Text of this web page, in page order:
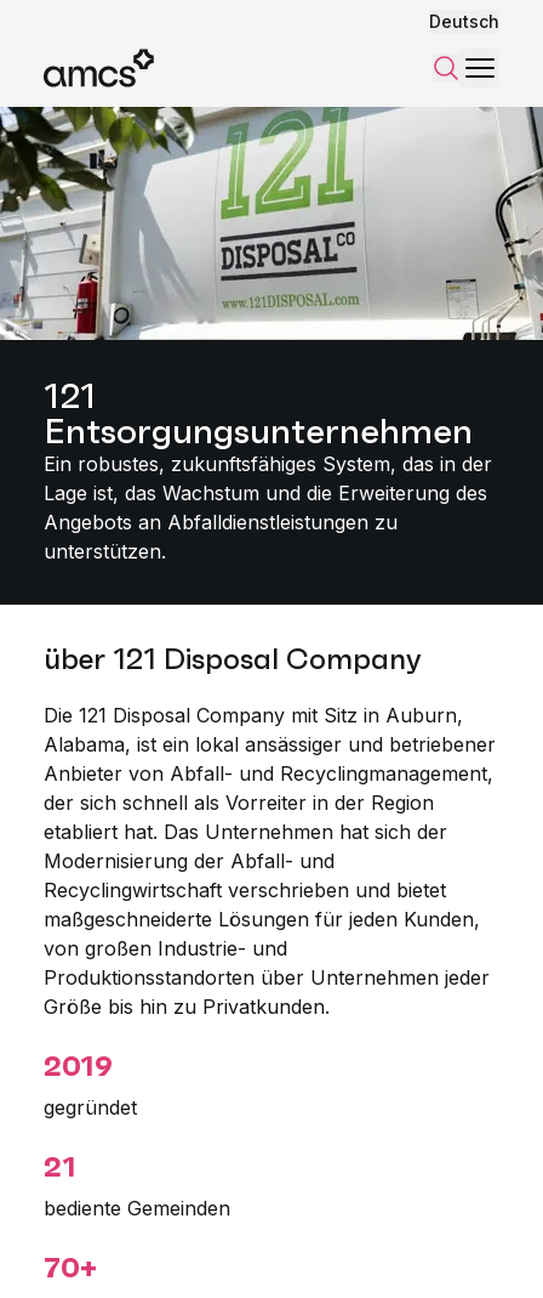
Deutsch
Suchen
Menü
121
Entsorgungsunternehmen
Ein robustes, zukunftsfähiges System, das in der
Lage ist, das Wachstum und die Erweiterung des
Angebots an Abfalldienstleistungen zu
unterstützen.
über 121 Disposal Company
Die 121 Disposal Company mit Sitz in Auburn,
Alabama, ist ein lokal ansässiger und betriebener
Anbieter von Abfall- und Recyclingmanagement,
der sich schnell als Vorreiter in der Region
etabliert hat. Das Unternehmen hat sich der
Modernisierung der Abfall- und
Recyclingwirtschaft verschrieben und bietet
maßgeschneiderte Lösungen für jeden Kunden,
von großen Industrie- und
Produktionsstandorten über Unternehmen jeder
Größe bis hin zu Privatkunden.
2019
gegründet
21
bediente Gemeinden
70+